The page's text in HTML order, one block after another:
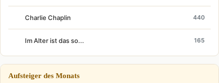
Charlie Chaplin 440
Im Alter ist das so... 165
Aufsteiger des Monats